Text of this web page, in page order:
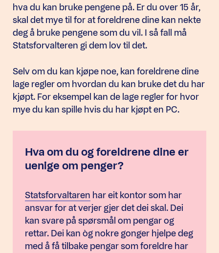
hva du kan bruke pengene på. Er du over 15 år,
skal det mye til for at foreldrene dine kan nekte
deg å bruke pengene som du vil. I så fall må
Statsforvalteren gi dem lov til det.
Selv om du kan kjøpe noe, kan foreldrene dine
lage regler om hvordan du kan bruke det du har
kjøpt. For eksempel kan de lage regler for hvor
mye du kan spille hvis du har kjøpt en PC.
Hva om du og foreldrene dine er
uenige om penger?
Statsforvaltaren har eit kontor som har
ansvar for at verjer gjer det dei skal. Dei
kan svare på spørsmål om pengar og
rettar. Dei kan òg nokre gonger hjelpe deg
med å få tilbake pengar som foreldre har